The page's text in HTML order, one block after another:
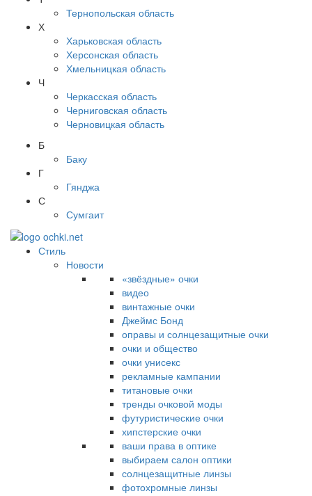
Тернопольская область
Х
Харьковская область
Херсонская область
Хмельницкая область
Ч
Черкасская область
Черниговская область
Черновицкая область
Б
Баку
Г
Гянджа
С
Сумгаит
Стиль
Новости
«звёздные» очки
видео
винтажные очки
Джеймс Бонд
оправы и солнцезащитные очки
очки и общество
очки унисекс
рекламные кампании
титановые очки
тренды очковой моды
футуристические очки
хипстерские очки
ваши права в оптике
выбираем салон оптики
солнцезащитные линзы
фотохромные линзы